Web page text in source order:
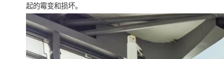
起的霉变和损坏。